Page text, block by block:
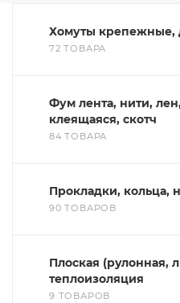
Хомуты крепежные,
72 ТОВАРА
Фум лента, нити,
клеящаяся, скотч
84 ТОВАРА
Прокладки, кольца,
90 ТОВАРОВ
Плоская (рулонная,
теплоизоляция
9 ТОВАРОВ